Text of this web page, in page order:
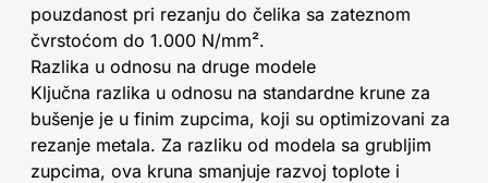
pouzdanost pri rezanju do čelika sa zateznom
čvrstoćom do 1.000 N/mm².
Razlika u odnosu na druge modele
Ključna razlika u odnosu na standardne krune za
bušenje je u finim zupcima, koji su optimizovani za
rezanje metala. Za razliku od modela sa grubljim
zupcima, ova kruna smanjuje razvoj toplote i